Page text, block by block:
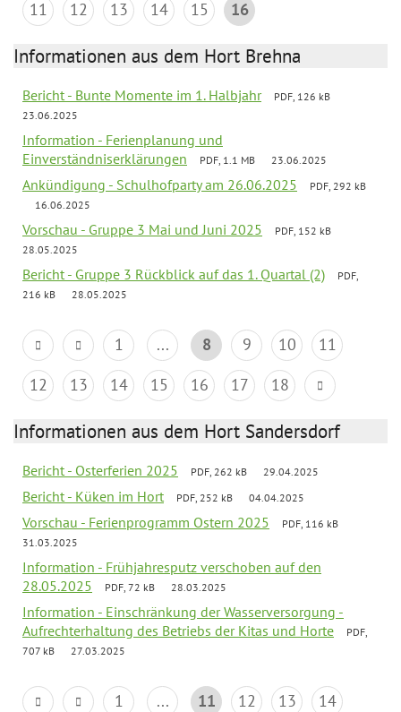
11
12 13 14 15 16
Informationen aus dem Hort Brehna
Bericht - Bunte Momente im 1. Halbjahr
PDF, 126 kB
23.06.2025
Information - Ferienplanung und
Einverständniserklärungen
PDF, 1.1 MB 23.06.2025
Ankündigung - Schulhofparty am 26.06.2025
PDF, 292 kB
16.06.2025
Vorschau - Gruppe 3 Mai und Juni 2025
PDF, 152 kB
28.05.2025
Bericht - Gruppe 3 Rückblick auf das 1. Quartal (2)
PDF,
216 kB
28.05.2025
1 ... 8 9 10
11
12
13 14 15 16 17 18
Informationen aus dem Hort Sandersdorf
Bericht - Osterferien 2025 PDF, 262 kB 29.04.2025
Bericht - Küken im Hort PDF, 252 kB 04.04.2025
Vorschau - Ferienprogramm Ostern 2025
PDF, 116 kB
31.03.2025
Information - Frühjahresputz verschoben auf den
28.05.2025
PDF, 72 kB 28.03.2025
Information - Einschränkung der Wasserversorgung -
Aufrechterhaltung des Betriebs der Kitas und Horte
PDF,
707 kB
27.03.2025
1 ... 11 12 13
14